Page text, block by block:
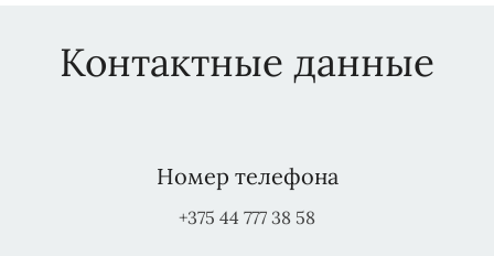
Контактные данные
Номер телефона
+375 44 777 38 58